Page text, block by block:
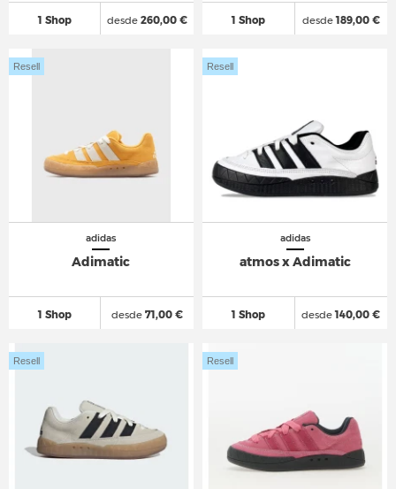
1 Shop desde260,00 € 1 Shop desde189,00 €
adidas
Adimatic
1 Shop
Resell
desde71,00 €
adidas
atmos x Adimatic
1 Shop
Resell
desde140,00 €
Resell Resell